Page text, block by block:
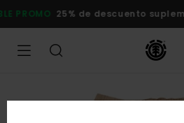
a
la
25% de descuento